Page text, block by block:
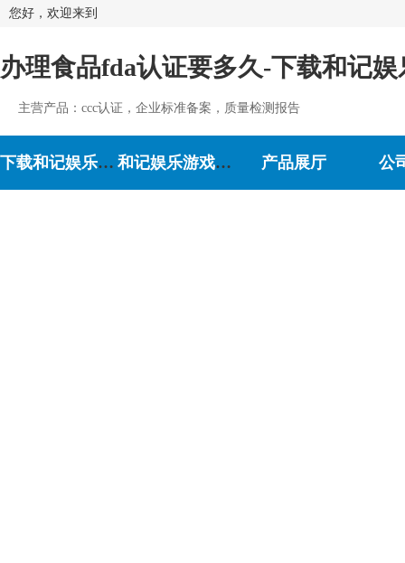
您好，欢迎来到
办理食品fda认证要多久-下载和记娱
主营产品：ccc认证，企业标准备案，质量检测报告
下载和记娱乐-和记娱乐游戏 和记娱乐游戏的介绍 产品展厅 公